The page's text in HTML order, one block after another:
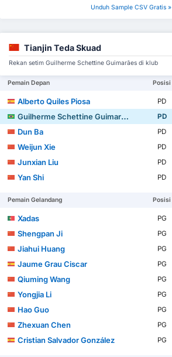
Unduh Sample CSV Gratis »
Tianjin Teda Skuad
Rekan setim Guilherme Schettine Guimarães di klub
Pemain Depan Posisi
Alberto Quiles Piosa PD
Guilherme Schettine Guimarães
PD
Dun Ba
PD
Weijun Xie
PD
Junxian Liu
PD
Yan Shi
PD
Pemain Gelandang Posisi
Xadas PG
Shengpan Ji
PG
Jiahui Huang
PG
Jaume Grau Ciscar
PG
Qiuming Wang
PG
Yongjia Li
PG
Hao Guo
PG
Zhexuan Chen
PG
Cristian Salvador González
PG